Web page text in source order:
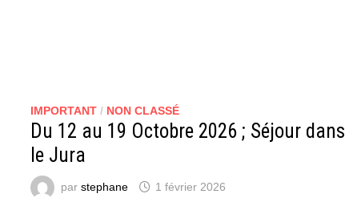
IMPORTANT / NON CLASSÉ
Du 12 au 19 Octobre 2026 ; Séjour dans
le Jura
parstephane 1 février 2026